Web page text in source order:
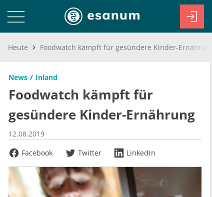
Heute Foodwatch kämpft für gesündere Kinder-Ernährung
News Inland
Foodwatch kämpft für
gesündere Kinder-Ernährung
12.08.2019
Facebook
Twitter LinkedIn